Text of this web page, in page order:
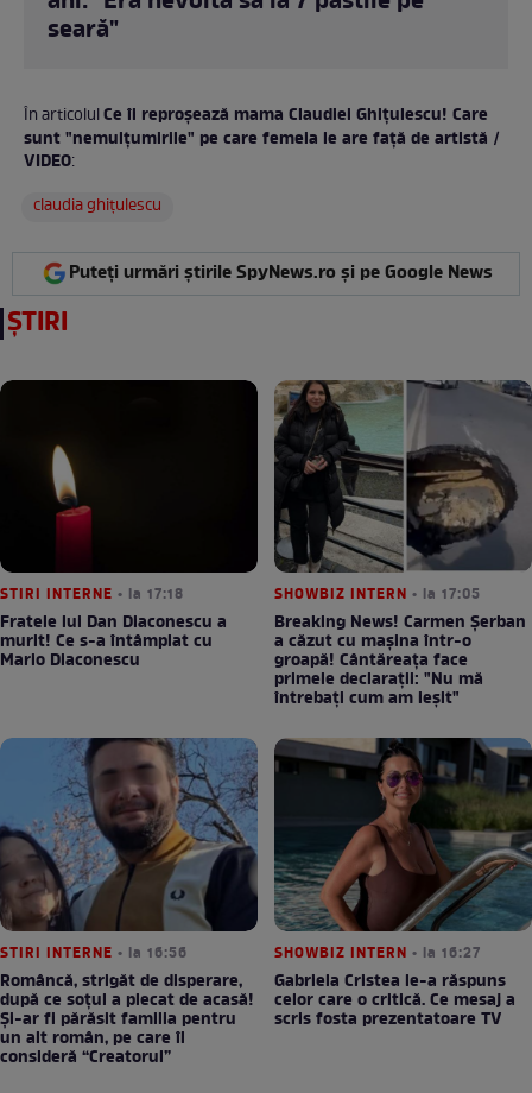
seară"
În articolulCe îi reproșează mama Claudiei Ghițulescu! Care
sunt "nemulțumirile" pe care femeia le are față de artistă /
VIDEO:
claudia ghiţulescu
Puteți urmări știrile SpyNews.ro și pe Google News
ȘTIRI
STIRI INTERNE • la 17:18
Fratele lui Dan Diaconescu a
murit! Ce s-a întâmplat cu
Mario Diaconescu
SHOWBIZ INTERN • la 17:05
Breaking News! Carmen Șerban
a căzut cu mașina într-o
groapă! Cântăreața face
primele declarații: "Nu mă
întrebați cum am ieșit"
STIRI INTERNE • la 16:56
Româncă, strigăt de disperare,
după ce soțul a plecat de acasă!
Și-ar fi părăsit familia pentru
un alt român, pe care îl
consideră “Creatorul”
SHOWBIZ INTERN • la 16:27
Gabriela Cristea le-a răspuns
celor care o critică. Ce mesaj a
scris fosta prezentatoare TV